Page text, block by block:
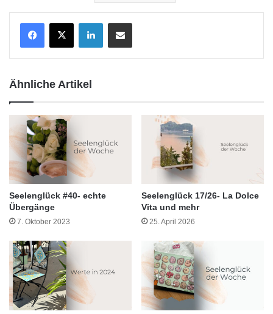
Ähnliche Artikel
Seelenglück #40- echte
Übergänge
7. Oktober 2023
Seelenglück 17/26- La Dolce
Vita und mehr
25. April 2026